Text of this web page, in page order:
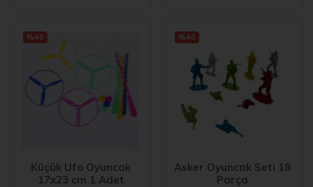
Küçük Ufo Oyuncak
17x23 cm 1 Adet
%40
Asker Oyuncak Seti 18
Parça
%40